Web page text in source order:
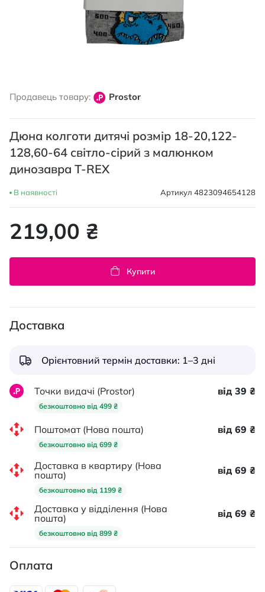
початку
зображень
Продавець товару: Prostor
Дюна колготи дитячі розмір 18-20,122-
128,60-64 світло-сірий з малюнком
динозавра T-REX
В наявності Артикул 4823094654128
219,00 ₴
Купити
Доставка
Орієнтовний термін доставки: 1–3 дні
Точки видачі (Prostor)
безкоштовно від 499 ₴
від 39 ₴
Поштомат (Нова пошта)
безкоштовно від 699 ₴
від 69 ₴
Доставка в квартиру (Нова
пошта)
безкоштовно від 1199 ₴
від 69 ₴
Доставка у відділення (Нова
пошта)
безкоштовно від 899 ₴
від 69 ₴
Оплата